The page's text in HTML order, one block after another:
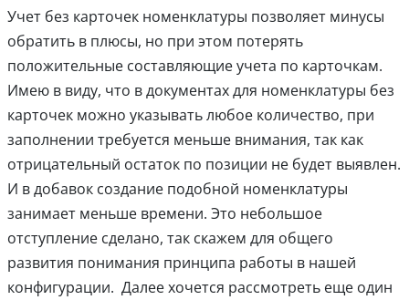
Учет без карточек номенклатуры позволяет минусы
обратить в плюсы, но при этом потерять
положительные составляющие учета по карточкам.
Имею в виду, что в документах для номенклатуры без
карточек можно указывать любое количество, при
заполнении требуется меньше внимания, так как
отрицательный остаток по позиции не будет выявлен.
И в добавок создание подобной номенклатуры
занимает меньше времени. Это небольшое
отступление сделано, так скажем для общего
развития понимания принципа работы в нашей
конфигурации. Далее хочется рассмотреть еще один